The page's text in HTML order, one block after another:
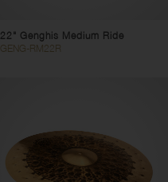
22" Genghis Medium Ride
GENG-RM22R